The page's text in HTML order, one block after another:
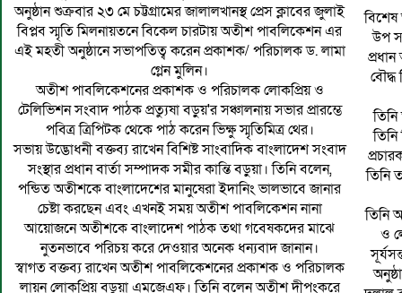
অনুষ্ঠান শুক্রবার ২৩ মে চট্টগ্রামের জালালখানস্থ প্রেস ক্লাবের জুলাই
বিপ্লব স্মৃতি মিলনায়তনে বিকেল চারটায় অতীশ পাবলিকেশন এর
এই মহতী অনুষ্ঠানে সভাপতিত্ব করেন প্রকাশক/ পরিচালক ড. লামা
গ্লেন মুলিন।
অতীশ পাবলিকেশনের প্রকাশক ও পরিচালক লোকপ্রিয় ও
টেলিভিশন সংবাদ পাঠক প্রত্যুষা বড়ুয়'র সঞ্চালনায় সভার প্রারম্ভে
পবিত্র ত্রিপিটক থেকে পাঠ করেন ভিক্ষু স্মৃতিমিত্র থের।
সভায় উদ্ভোধনী বক্তব্য রাখেন বিশিষ্ট সাংবাদিক বাংলাদেশ সংবাদ
সংস্থার প্রধান বার্তা সম্পাদক সমীর কান্তি বড়ুয়া। তিনি বলেন,
পন্ডিত অতীশকে বাংলাদেশের মানুষেরা ইদানিং ভালভাবে জানার
চেষ্টা করছেন এবং এখনই সময় অতীশ পাবলিকেশন নানা
আয়োজনে অতীশকে বাংলাদেশ পাঠক তথা গবেষকদের মাঝে
নুতনভাবে পরিচয় করে দেওয়ার অনেক ধন্যবাদ জানান।
স্বাগত বক্তব্য রাখেন অতীশ পাবলিকেশনের প্রকাশক ও পরিচালক
লায়ন লোকপ্রিয় বড়ুয়া এমজেএফ। তিনি বলেন অতীশ দীপংকরে
বিশেষ
উপ
বৌদ্ধ
তিনি
তিনি
ও